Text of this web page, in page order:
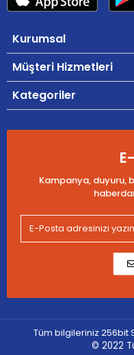
Kurumsal
Müşteri Hizmetleri
Kategoriler
Kampanya, duyuru,
Tüm bilgileriniz 256bit
© 2022